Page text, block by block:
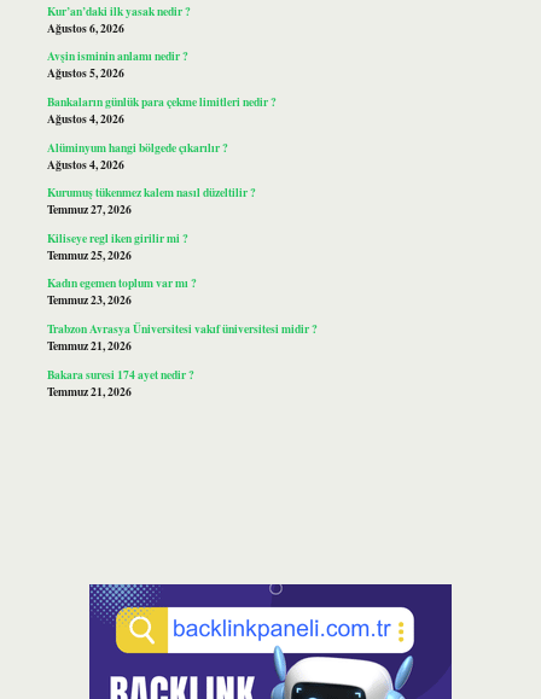
Kur’an’daki ilk yasak nedir ?
Ağustos 6, 2026
Avşin isminin anlamı nedir ?
Ağustos 5, 2026
Bankaların günlük para çekme limitleri nedir ?
Ağustos 4, 2026
Alüminyum hangi bölgede çıkarılır ?
Ağustos 4, 2026
Kurumuş tükenmez kalem nasıl düzeltilir ?
Temmuz 27, 2026
Kiliseye regl iken girilir mi ?
Temmuz 25, 2026
Kadın egemen toplum var mı ?
Temmuz 23, 2026
Trabzon Avrasya Üniversitesi vakıf üniversitesi midir ?
Temmuz 21, 2026
Bakara suresi 174 ayet nedir ?
Temmuz 21, 2026